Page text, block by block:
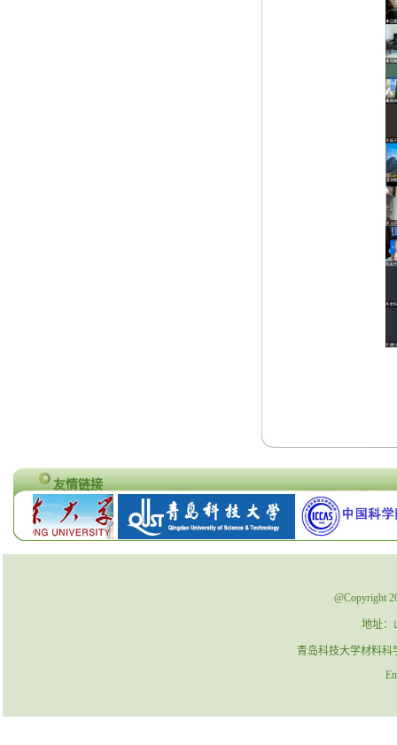
友情链接
@Copyright
地址：
青岛科技大学材料科